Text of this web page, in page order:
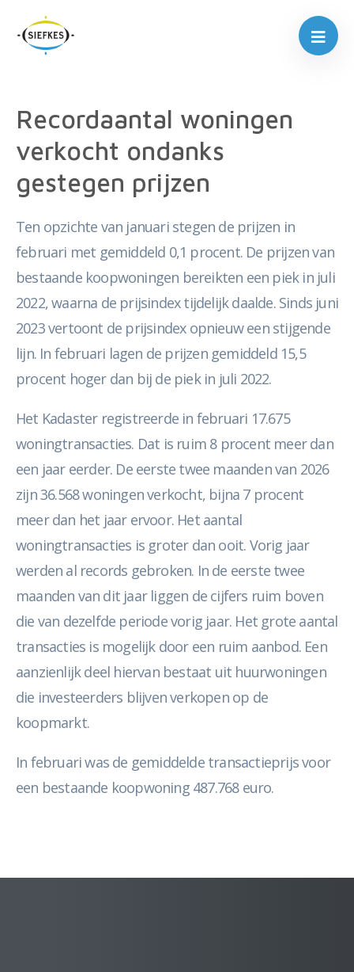
Recordaantal woningen
verkocht ondanks
gestegen prijzen
Ten opzichte van januari stegen de prijzen in
februari met gemiddeld 0,1 procent. De prijzen van
bestaande koopwoningen bereikten een piek in juli
2022, waarna de prijsindex tijdelijk daalde. Sinds juni
2023 vertoont de prijsindex opnieuw een stijgende
lijn. In februari lagen de prijzen gemiddeld 15,5
procent hoger dan bij de piek in juli 2022.
Het Kadaster registreerde in februari 17.675
woningtransacties. Dat is ruim 8 procent meer dan
een jaar eerder. De eerste twee maanden van 2026
zijn 36.568 woningen verkocht, bijna 7 procent
meer dan het jaar ervoor. Het aantal
woningtransacties is groter dan ooit. Vorig jaar
werden al records gebroken. In de eerste twee
maanden van dit jaar liggen de cijfers ruim boven
die van dezelfde periode vorig jaar. Het grote aantal
transacties is mogelijk door een ruim aanbod. Een
aanzienlijk deel hiervan bestaat uit huurwoningen
die investeerders blijven verkopen op de
koopmarkt.
In februari was de gemiddelde transactieprijs voor
een bestaande koopwoning 487.768 euro.